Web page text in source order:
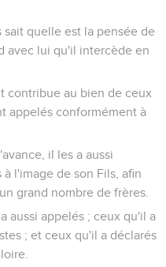
quelle est la pensée de
avec lui qu'il intercède en
contribue au bien de ceux
appelés conformément à
il les a aussi
l'image de son Fils, afin
grand nombre de frères.
aussi appelés ; ceux qu'il a
; et ceux qu'il a déclarés